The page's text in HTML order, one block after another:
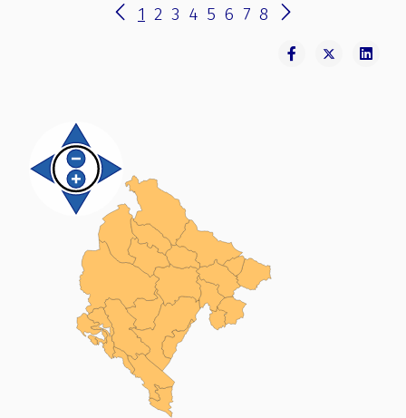
1 2 3 4 5 6 7 8